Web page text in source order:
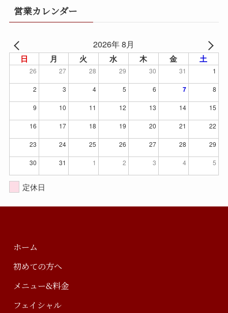
営業カレンダー
2026年 8月
日 月 火 水 木 金 土
26 27 28 29 30 31 1
2 3 4 5 6 7 8
9 10 11 12 13 14 15
16 17 18 19 20 21 22
23 24 25 26 27 28 29
30 31 1 2 3 4 5
定休日
ホーム
初めての方へ
メニュー&料金
フェイシャル